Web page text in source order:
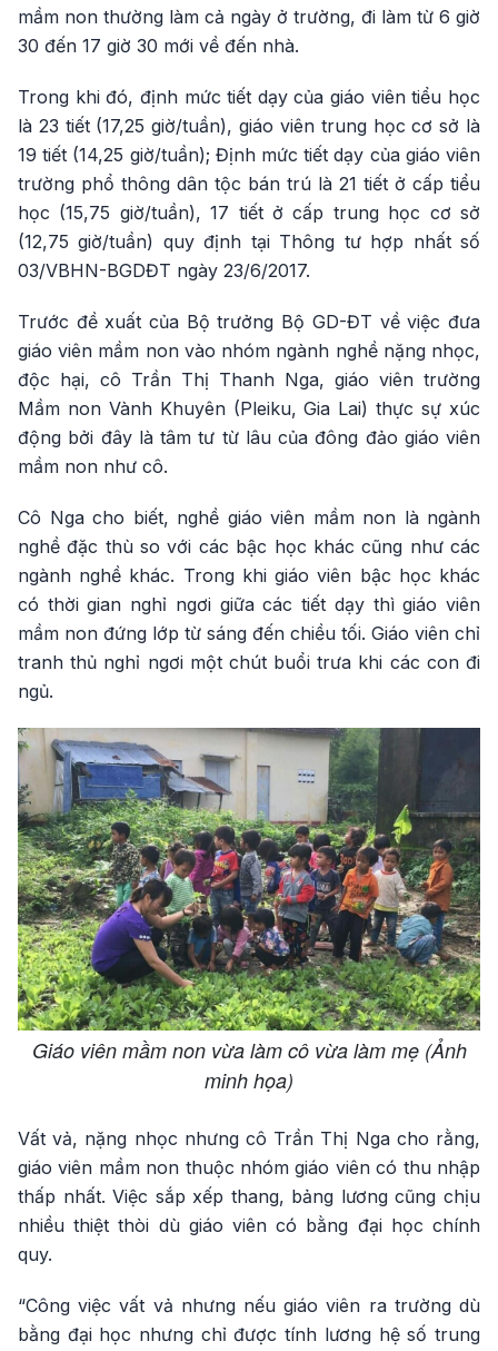
mầm non thường làm cả ngày ở trường, đi làm từ 6 giờ
30 đến 17 giờ 30 mới về đến nhà.
Trong khi đó, định mức tiết dạy của giáo viên tiểu học
là 23 tiết (17,25 giờ/tuần), giáo viên trung học cơ sở là
19 tiết (14,25 giờ/tuần); Định mức tiết dạy của giáo viên
trường phổ thông dân tộc bán trú là 21 tiết ở cấp tiểu
học (15,75 giờ/tuần), 17 tiết ở cấp trung học cơ sở
(12,75 giờ/tuần) quy định tại Thông tư hợp nhất số
03/VBHN-BGDĐT ngày 23/6/2017.
Trước đề xuất của Bộ trưởng Bộ GD-ĐT về việc đưa
giáo viên mầm non vào nhóm ngành nghề nặng nhọc,
độc hại, cô Trần Thị Thanh Nga, giáo viên trường
Mầm non Vành Khuyên (Pleiku, Gia Lai) thực sự xúc
động bởi đây là tâm tư từ lâu của đông đảo giáo viên
mầm non như cô.
Cô Nga cho biết, nghề giáo viên mầm non là ngành
nghề đặc thù so với các bậc học khác cũng như các
ngành nghề khác. Trong khi giáo viên bậc học khác
có thời gian nghỉ ngơi giữa các tiết dạy thì giáo viên
mầm non đứng lớp từ sáng đến chiều tối. Giáo viên chỉ
tranh thủ nghỉ ngơi một chút buổi trưa khi các con đi
ngủ.
Giáo viên mầm non vừa làm cô vừa làm mẹ (Ảnh
minh họa)
Vất vả, nặng nhọc nhưng cô Trần Thị Nga cho rằng,
giáo viên mầm non thuộc nhóm giáo viên có thu nhập
thấp nhất. Việc sắp xếp thang, bảng lương cũng chịu
nhiều thiệt thòi dù giáo viên có bằng đại học chính
quy.
“Công việc vất vả nhưng nếu giáo viên ra trường dù
bằng đại học nhưng chỉ được tính lương hệ số trung